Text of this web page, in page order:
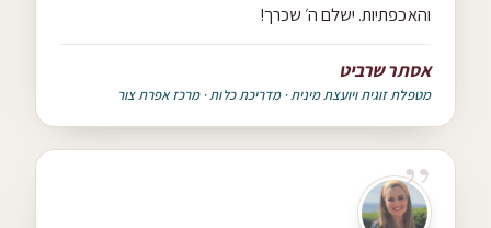
והאכפתיות. ישלם ה׳ שכרך!
אסתר שרביט
מטפלת זוגית ויועצת מינית · מדריכת כלות · מרכז אפרת צור